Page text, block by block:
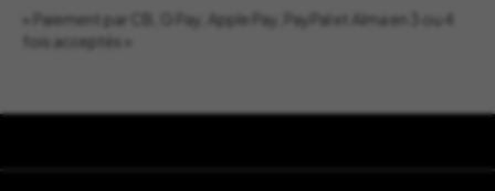
« Paiement par CB, G Pay, Apple Pay, PayPal et Alma en 3 ou 4
fois acceptés »